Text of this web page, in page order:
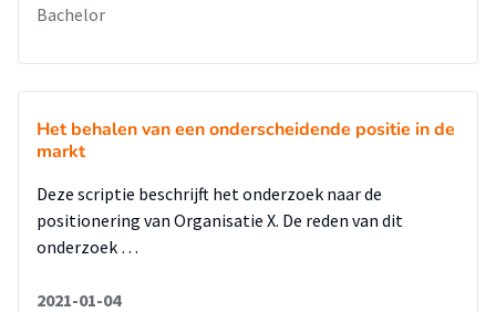
Bachelor
Het behalen van een onderscheidende positie in de
markt
Deze scriptie beschrijft het onderzoek naar de
positionering van Organisatie X. De reden van dit
onderzoek …
2021-01-04